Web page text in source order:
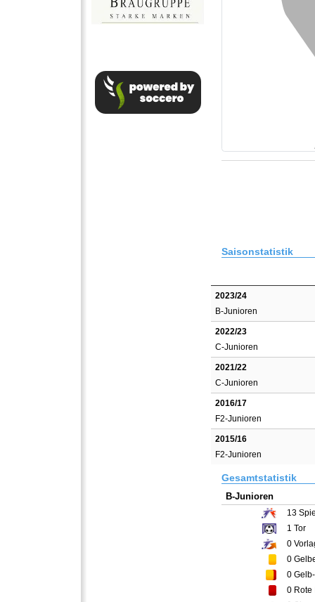
Saisonstatistik
2023/24
B-Junioren
2022/23
C-Junioren
2021/22
C-Junioren
2016/17
F2-Junioren
2015/16
F2-Junioren
Gesamtstatistik
B-Junioren
13
1 Tor
0
0
0
0 Rote